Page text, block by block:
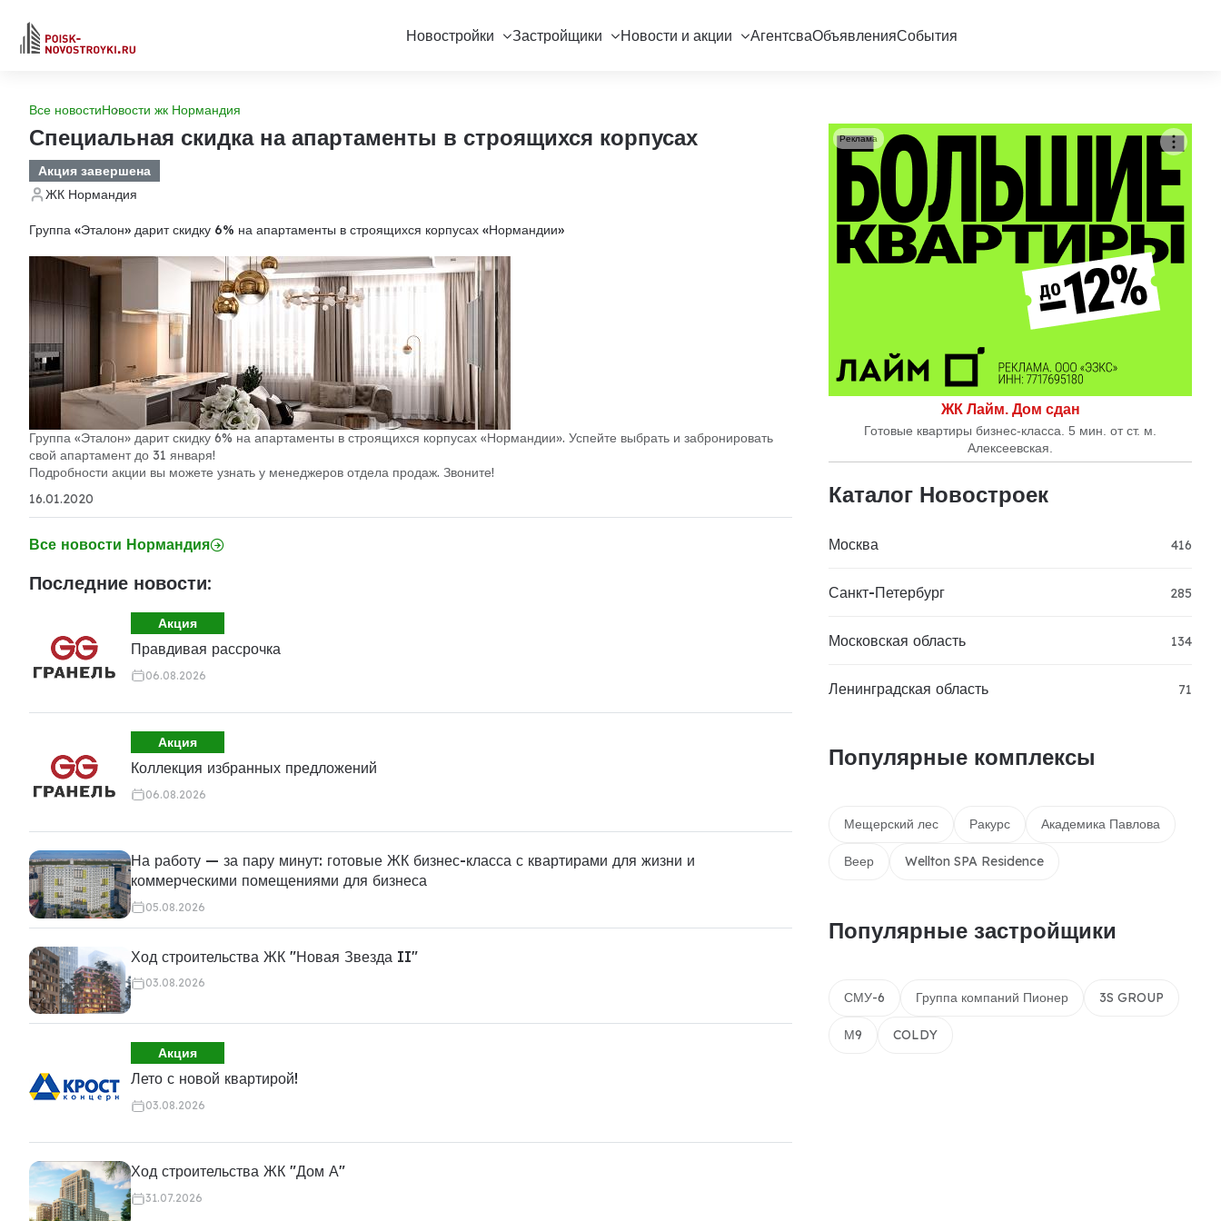
Новостройки Застройщики Новости и акции АгентсваОбъявленияСобытия
Все новостиНовости жк Нормандия
Специальная скидка на апартаменты в строящихся корпусах
Акция завершена
ЖК Нормандия
Группа «Эталон» дарит скидку 6% на апартаменты в строящихся корпусах «Нормандии»
Группа «Эталон» дарит скидку 6% на апартаменты в строящихся корпусах «Нормандии». Успейте выбрать и забронировать
свой апартамент до 31 января!
Подробности акции вы можете узнать у менеджеров отдела продаж. Звоните!
16.01.2020
Все новости Нормандия
Последние новости:
Акция
Правдивая рассрочка
06.08.2026
Акция
Коллекция избранных предложений
06.08.2026
На работу — за пару минут: готовые ЖК бизнес-класса с квартирами для жизни и
коммерческими помещениями для бизнеса
05.08.2026
Ход строительства ЖК "Новая Звезда II"
03.08.2026
Акция
Лето с новой квартирой!
03.08.2026
Ход строительства ЖК "Дом А"
31.07.2026
ЖК Лайм. Дом сдан
Готовые квартиры бизнес-класса. 5 мин. от ст. м.
Алексеевская.
Реклама
Каталог Новостроек
Москва 416
Санкт-Петербург 285
Московская область 134
Ленинградская область 71
Популярные комплексы
Мещерский лес Ракурс Академика Павлова
Веер Wellton SPA Residence
Популярные застройщики
СМУ-6 Группа компаний Пионер 3S GROUP
М9 COLDY